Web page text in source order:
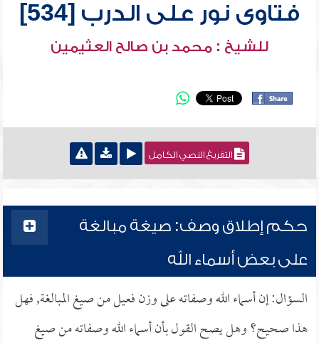
فتاوى نور على الدرب [534]
للشيخ : محمد بن صالح العثيمين
التفريغ النصي الكامل
حكم إطلاق وصف: صيغة مبالغة
على بعض أسماء الله
السؤال: إن أسماء الله وصفاته على وزن فعيل من صيغ المبالغة, فهل
هذا صحيح؟ وهل يصح القول بأن أسماء الله وصفاته من صيغ